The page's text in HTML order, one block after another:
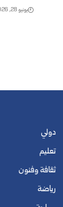
يونيو 28, 2026
دولي
تعليم
ثقافة وفنون
رياضة